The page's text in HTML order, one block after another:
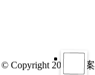
Copyright 2018 备案